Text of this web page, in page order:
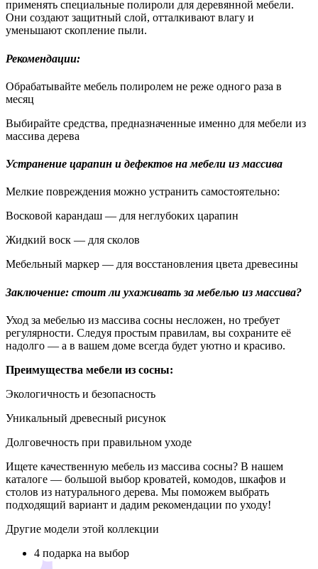
применять специальные полироли для деревянной мебели.
Они создают защитный слой, отталкивают влагу и
уменьшают скопление пыли.
Рекомендации:
Обрабатывайте мебель полиролем не реже одного раза в
месяц
Выбирайте средства, предназначенные именно для мебели из
массива дерева
Устранение царапин и дефектов на мебели из массива
Мелкие повреждения можно устранить самостоятельно:
Восковой карандаш — для неглубоких царапин
Жидкий воск — для сколов
Мебельный маркер — для восстановления цвета древесины
Заключение: стоит ли ухаживать за мебелью из массива?
Уход за мебелью из массива сосны несложен, но требует
регулярности. Следуя простым правилам, вы сохраните её
надолго — а в вашем доме всегда будет уютно и красиво.
Преимущества мебели из сосны:
Экологичность и безопасность
Уникальный древесный рисунок
Долговечность при правильном уходе
Ищете качественную мебель из массива сосны? В нашем
каталоге — большой выбор кроватей, комодов, шкафов и
столов из натурального дерева. Мы поможем выбрать
подходящий вариант и дадим рекомендации по уходу!
Другие модели этой коллекции
4 подарка на выбор